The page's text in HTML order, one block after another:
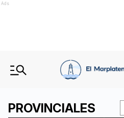
Ads
PROVINCIALES